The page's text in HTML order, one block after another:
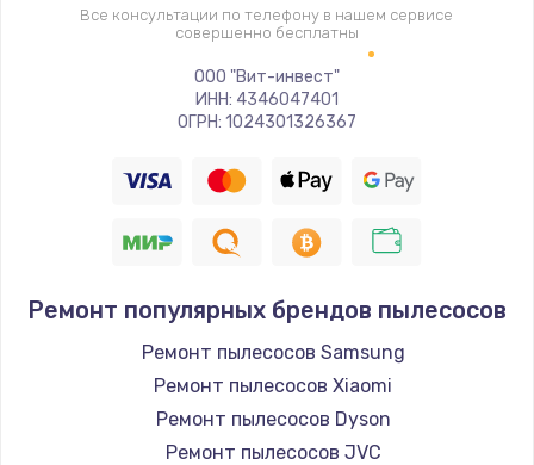
Заказать
Замена ТЭНа
2500 руб.
1400 руб.
Замена / ремонт электронного модуля
управления
600 руб.
Все консультации по телефону в нашем сервисе
совершенно бесплатны
ООО "Вит-инвест"
ИНН: 4346047401
ОГРН: 1024301326367
Ремонт популярных брендов пылесосов
Ремонт пылесосов Samsung
Ремонт пылесосов Xiaomi
Ремонт пылесосов Dyson
Ремонт пылесосов JVC